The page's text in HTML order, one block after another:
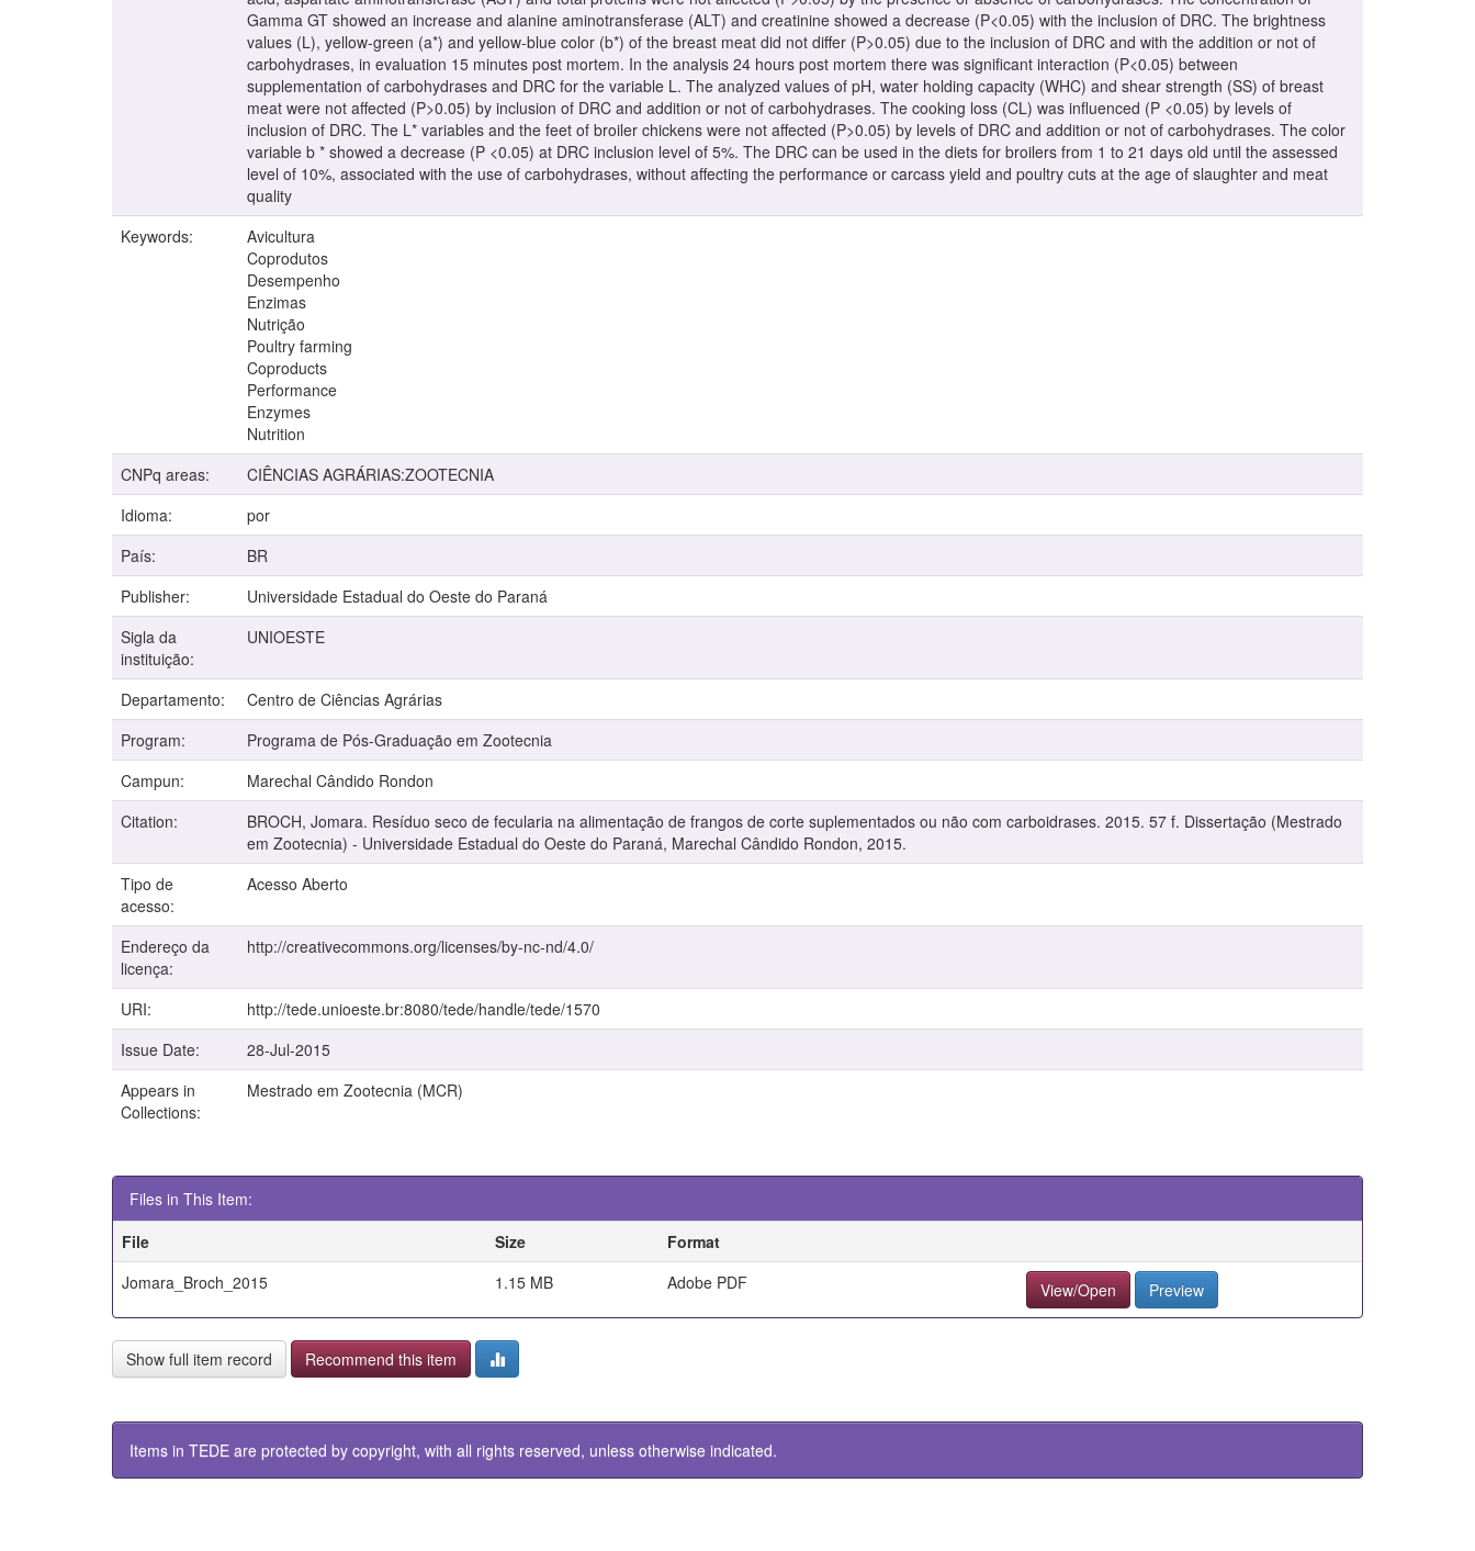
Gamma GT showed an increase and alanine aminotransferase (ALT) and creatinine showed a decrease (P<0.05) with the inclusion of DRC. The brightness
values (L), yellow-green (a*) and yellow-blue color (b*) of the breast meat did not differ (P>0.05) due to the inclusion of DRC and with the addition or not of
carbohydrases, in evaluation 15 minutes post mortem. In the analysis 24 hours post mortem there was significant interaction (P<0.05) between
supplementation of carbohydrases and DRC for the variable L. The analyzed values of pH, water holding capacity (WHC) and shear strength (SS) of breast
meat were not affected (P>0.05) by inclusion of DRC and addition or not of carbohydrases. The cooking loss (CL) was influenced (P <0.05) by levels of
inclusion of DRC. The L* variables and the feet of broiler chickens were not affected (P>0.05) by levels of DRC and addition or not of carbohydrases. The color
variable b * showed a decrease (P <0.05) at DRC inclusion level of 5%. The DRC can be used in the diets for broilers from 1 to 21 days old until the assessed
level of 10%, associated with the use of carbohydrases, without affecting the performance or carcass yield and poultry cuts at the age of slaughter and meat
quality
Keywords:
Avicultura
Coprodutos
Desempenho
Enzimas
Nutrição
Poultry farming
Coproducts
Performance
Enzymes
Nutrition
CNPq areas:
CIÊNCIAS AGRÁRIAS:ZOOTECNIA
Idioma:
por
País:
BR
Publisher:
Universidade Estadual do Oeste do Paraná
Sigla da
instituição:
UNIOESTE
Departamento:
Centro de Ciências Agrárias
Program:
Programa de Pós-Graduação em Zootecnia
Campun:
Marechal Cândido Rondon
Citation:
BROCH, Jomara. Resíduo seco de fecularia na alimentação de frangos de corte suplementados ou não com carboidrases. 2015. 57 f. Dissertação (Mestrado
em Zootecnia) - Universidade Estadual do Oeste do Paraná, Marechal Cândido Rondon, 2015.
Tipo de
acesso:
Acesso Aberto
Endereço da
licença:
http://creativecommons.org/licenses/by-nc-nd/4.0/
URI:
http://tede.unioeste.br:8080/tede/handle/tede/1570
Issue Date:
28-Jul-2015
Appears in
Collections:
Mestrado em Zootecnia (MCR)
Files in This Item:
File
Size
Format
Jomara_Broch_2015
1.15 MB Adobe PDF View/Open Preview
Show full item record Recommend this item
Items in TEDE are protected by copyright, with all rights reserved, unless otherwise indicated.